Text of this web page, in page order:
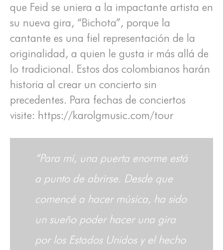
que Feid se uniera a la impactante artista en
su nueva gira, “Bichota”, porque la
cantante es una fiel representación de la
originalidad, a quien le gusta ir más allá de
lo tradicional. Estos dos colombianos harán
historia al crear un concierto sin
precedentes. Para fechas de conciertos
visite: https://karolgmusic.com/tour
“Para mí, una puerta enorme está
a punto de abrirse. Desde que
comencé a hacer música, ha sido
un sueño poder hacer una gira
por los Estados Unidos y el hecho